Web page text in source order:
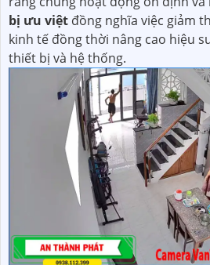
bị ưu việt đồng nghĩa việc giảm
kinh tế đồng thời nâng cao hiệu
thiết bị và hệ thống.